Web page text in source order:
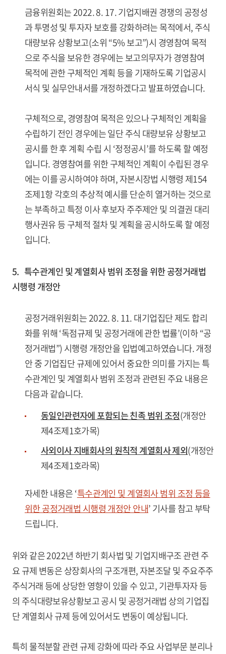
금융위원회는 2022. 8. 17. 기업지배권 경쟁의 공정성
과 투명성 및 투자자 보호를 강화하려는 목적에서, 주식
대량보유 상황보고(소위 “5% 보고”)시 경영참여 목적
으로 주식을 보유한 경우에는 보고의무자가 경영참여
목적에 관한 구체적인 계획 등을 기재하도록 기업공시
서식 및 실무안내서를 개정하겠다고 발표하였습니다.
구체적으로, 경영참여 목적은 있으나 구체적인 계획을
수립하기 전인 경우에는 일단 주식 대량보유 상황보고
공시를 한 후 계획 수립 시 ‘정정공시’를 하도록 할 예정
입니다. 경영참여를 위한 구체적인 계획이 수립된 경우
에는 이를 공시하여야 하며, 자본시장법 시행령 제154
조제1항 각호의 추상적 예시를 단순히 열거하는 것으로
는 부족하고 특정 이사 후보자 주주제안 및 의결권 대리
행사권유 등 구체적 절차 및 계획을 공시하도록 할 예정
입니다.
5. 특수관계인 및 계열회사 범위 조정을 위한 공정거래법
시행령 개정안
공정거래위원회는 2022. 8. 11. 대기업집단 제도 합리
화를 위해 ‘독점규제 및 공정거래에 관한 법률’(이하 “공
정거래법”) 시행령 개정안을 입법예고하였습니다. 개정
안 중 기업집단 규제에 있어서 중요한 의미를 가지는 특
수관계인 및 계열회사 범위 조정과 관련된 주요 내용은
다음과 같습니다.
동일인관련자에 포함되는 친족 범위 조정(개정안
제4조제1호가목)
사외이사 지배회사의 원칙적 계열회사 제외(개정안
제4조제1호라목)
자세한 내용은 ‘특수관계인 및 계열회사 범위 조정 등을
위한 공정거래법 시행령 개정안 안내’ 기사를 참고 부탁
드립니다.
위와 같은 2022년 하반기 회사법 및 기업지배구조 관련 주
요 규제 변동은 상장회사의 구조개편, 자본조달 및 주요주주
주식거래 등에 상당한 영향이 있을 수 있고, 기관투자자 등
의 주식대량보유상황보고 공시 및 공정거래법 상의 기업집
단 계열회사 규제 등에 있어서도 변동이 예상됩니다.
특히 물적분할 관련 규제 강화에 따라 주요 사업부문 분리나